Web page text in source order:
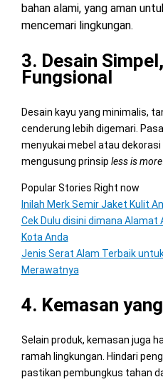
bahan alami, yang aman
mencemari lingkungan.
3. Desain
Fungsional
Desain kayu yang minimalis,
cenderung lebih digemari.
menyukai mebel atau
mengusung prinsip less is more.
Popular Stories Right now
Inilah Merk Semir Jaket Kulit
Cek Dulu disini dimana Alamat
Kota Anda
Jenis Serat Alam Terbaik
Merawatnya
4. Kemasan
Selain produk, kemasan juga
ramah lingkungan. Hindari
pastikan pembungkus tahan